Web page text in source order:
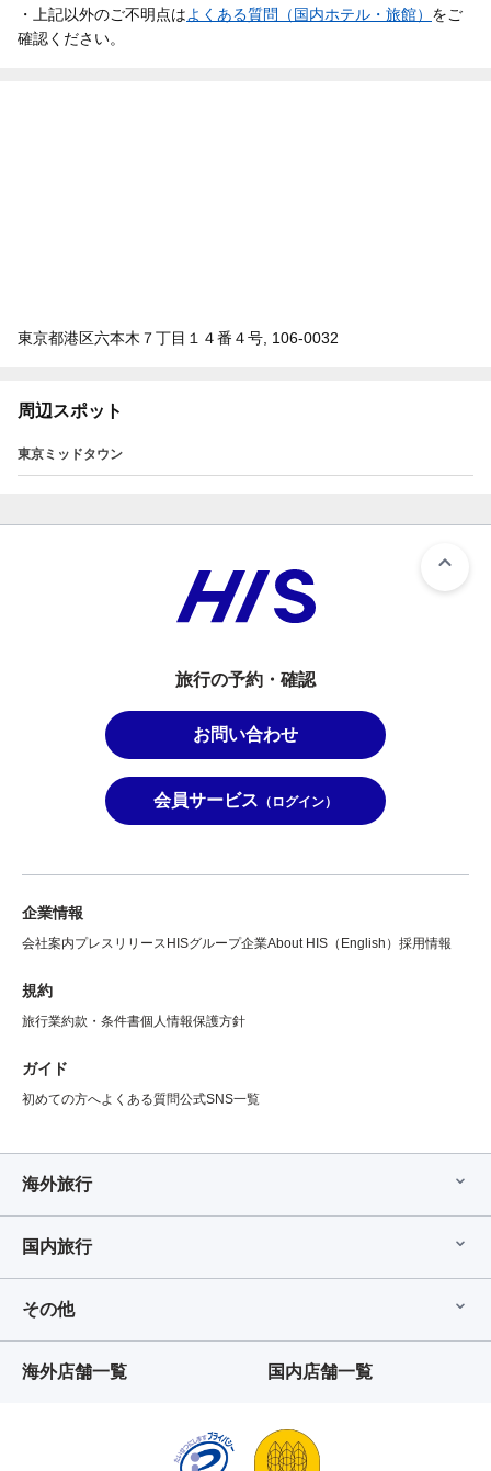
・上記以外のご不明点はよくある質問（国内ホテル・旅館） をご
確認ください。
東京都港区六本木７丁目１４番４号, 106-0032
周辺スポット
東京ミッドタウン
旅行の予約・確認
お問い合わせ
会員サービス （ログイン）
企業情報
会社案内プレスリリース HISグループ企業About HIS（English） 採用情報
規約
旅行業約款・条件書個人情報保護方針
ガイド
初めての方へよくある質問公式SNS一覧
海外旅行
国内旅行
その他
海外店舗一覧 国内店舗一覧